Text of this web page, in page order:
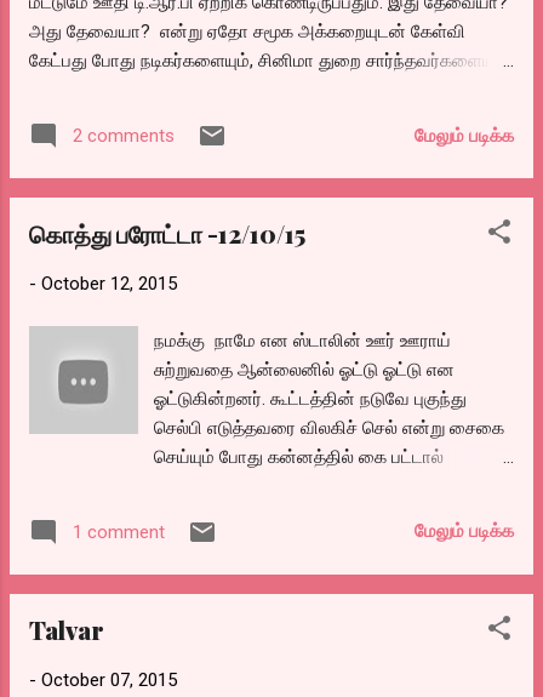
அது தேவையா? என்று ஏதோ சமூக அக்கறையுடன் கேள்வி
கேட்பது போது நடிகர்களையும், சினிமா துறை சார்ந்தவர்களையும்
வேண்டும் என்பது போன்ற அபத்தங்களை மீடியா ஏற்றி விட்டுக்
கொண்டிருக்கிறது. பேச வேண்டிய விஷயத்தை விட்டு,
தேவையில்லாததை பற்றி பேசுவதில் உள்ள இவர்களது சமூக
அபாயகரமான விஷயமாகவும் இருக்கிறது. மீடியா நினைத்தால்
தங்களிடம் இருக்கிறது என்று தெரிந்தும் அதை மொக்கை
கிராபிக்ஸ் அம்புகளாய் பயன் படுத்திக் கொண்டிருப்பதை
நினைத்தால் பயமாய் இருக்கிறது. சரி இப்ப ஜெயிச்சாச்சு..
அப்புறம்.. வேற என்ன?
2 comments மேலும் படிக்க
கொத்து பரோட்டா -12/10/15
- October 12, 2015
நமக்கு நாமே என ஸ்டாலின் ஊர் ஊராய்
சுற்றுவதை ஆன்லைனில் ஓட்டு ஓட்டு என
ஓட்டுகின்றனர். கூட்டத்தின் நடுவே புகுந்து
செல்பி எடுத்தவரை விலகிச் செல் என்று சைகை
செய்யும் போது கன்னத்தில் கை பட்டால்
யார் வந்து போட்டோ எடுத்தாலும் தள்ளுங்க
எனும் போது கை பட்டால் அடிப்பது போலத்தான்
பண்ணி விட்டு, மக்களிடம் போய் கேட்க என்ன
அதற்கு தகுதி நமக்கே இல்லை என்று தான்
1 comment மேலும் படிக்க
Talvar
- October 07, 2015